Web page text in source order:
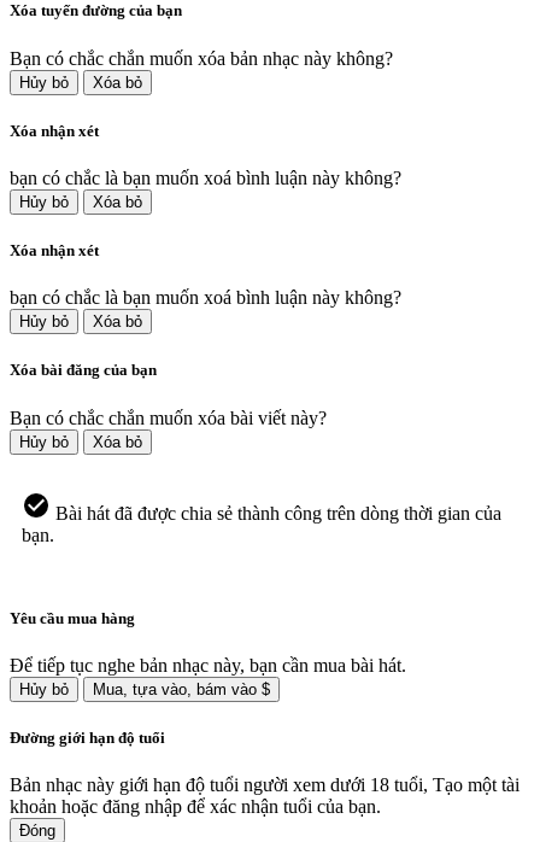
Xóa tuyến đường của bạn
Bạn có chắc chắn muốn xóa bản nhạc này không?
Hủy bỏ Xóa bỏ
Xóa nhận xét
bạn có chắc là bạn muốn xoá bình luận này không?
Hủy bỏ Xóa bỏ
Xóa nhận xét
bạn có chắc là bạn muốn xoá bình luận này không?
Hủy bỏ Xóa bỏ
Xóa bài đăng của bạn
Bạn có chắc chắn muốn xóa bài viết này?
Hủy bỏ Xóa bỏ
Bài hát đã được chia sẻ thành công trên dòng thời gian của
bạn.
Yêu cầu mua hàng
Để tiếp tục nghe bản nhạc này, bạn cần mua bài hát.
Hủy bỏ Mua, tựa vào, bám vào $
Đường giới hạn độ tuổi
Bản nhạc này giới hạn độ tuổi người xem dưới 18 tuổi, Tạo một tài
khoản hoặc đăng nhập để xác nhận tuổi của bạn.
Đóng